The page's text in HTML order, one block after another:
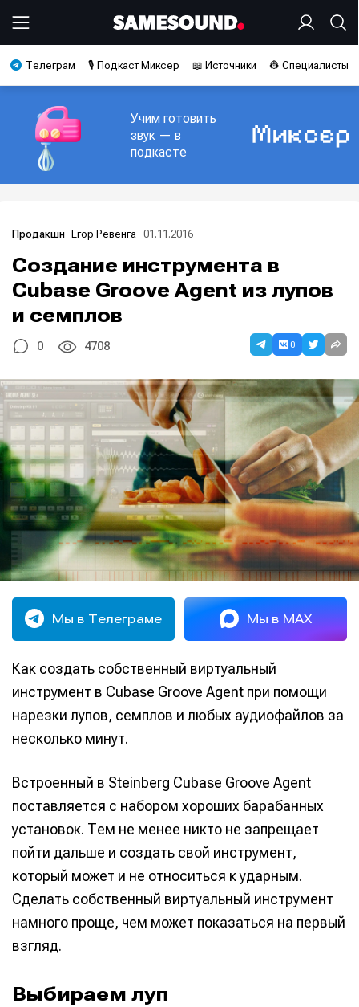
Телеграм 🎙️ Подкаст Миксер 📖 Источники 👷 Специалисты
Учим готовить
звук — в
подкасте
Продакшн Егор Ревенга 01.11.2016
Создание инструмента в
Cubase Groove Agent из лупов
и семплов
0 4708 0
Мы в Телеграме Мы в MAX
Как создать собственный виртуальный
инструмент в Cubase Groove Agent при помощи
нарезки лупов, семплов и любых аудиофайлов за
несколько минут.
Встроенный в Steinberg Cubase Groove Agent
поставляется с набором хороших барабанных
установок. Тем не менее никто не запрещает
пойти дальше и создать свой инструмент,
который может и не относиться к ударным.
Сделать собственный виртуальный инструмент
намного проще, чем может показаться на первый
взгляд.
Выбираем луп